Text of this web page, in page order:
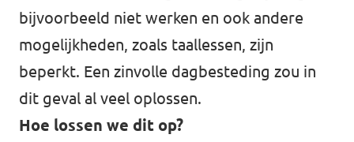
bijvoorbeeld niet werken en ook andere
mogelijkheden, zoals taallessen, zijn
beperkt. Een zinvolle dagbesteding zou in
dit geval al veel oplossen.
Hoe lossen we dit op?